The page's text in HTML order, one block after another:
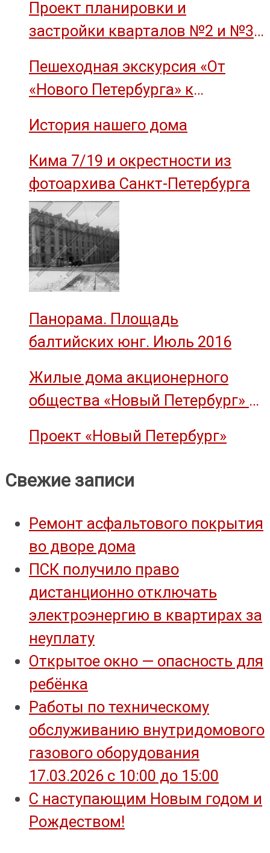
Проект планировки и
застройки кварталов №2 и №3
Пешеходная экскурсия «От
«Нового Петербурга» к
им. М.И. Калинина»
История нашего дома
Кима 7/19 и окрестности из
фотоархива Санкт-Петербурга
Панорама. Площадь
балтийских юнг. Июль 2016
Жилые дома акционерного
общества «Новый Петербург» —
Проект «Новый Петербург»
Свежие записи
Ремонт асфальтового покрытия
во дворе дома
ПСК получило право
дистанционно отключать
электроэнергию в квартирах за
неуплату
Открытое окно — опасность для
ребёнка
Работы по техническому
обслуживанию внутридомового
газового оборудования
17.03.2026 с 10:00 до 15:00
С наступающим Новым годом и
Рождеством!